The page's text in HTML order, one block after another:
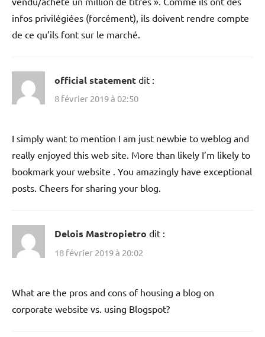
infos privilégiées (forcément), ils doivent rendre compte
de ce qu’ils font sur le marché.
official statement dit :
8 février 2019 à 02:50
I simply want to mention I am just newbie to weblog and
really enjoyed this web site. More than likely I’m likely to
bookmark your website . You amazingly have exceptional
posts. Cheers for sharing your blog.
Delois Mastropietro dit :
18 février 2019 à 20:02
What are the pros and cons of housing a blog on
corporate website vs. using Blogspot?